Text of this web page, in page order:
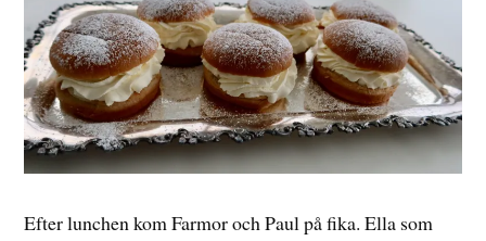
Efter lunchen kom Farmor och Paul på fika. Ella som